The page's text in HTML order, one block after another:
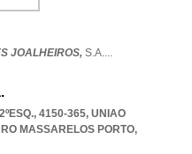
JOALHEIROS, S.A....
4150-365, UNIAO
MASSARELOS PORTO,